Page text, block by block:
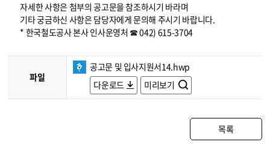
자세한 사항은 첨부의 공고문을 참조하시기 바라며
기타 궁금하신 사항은 담당자에게 문의해 주시기 바랍니다.
* 한국철도공사 본사 인사운영처 ☎ 042) 615-3704
파일
공고문 및 입사지원서14.hwp
다운로드
미리보기
목록